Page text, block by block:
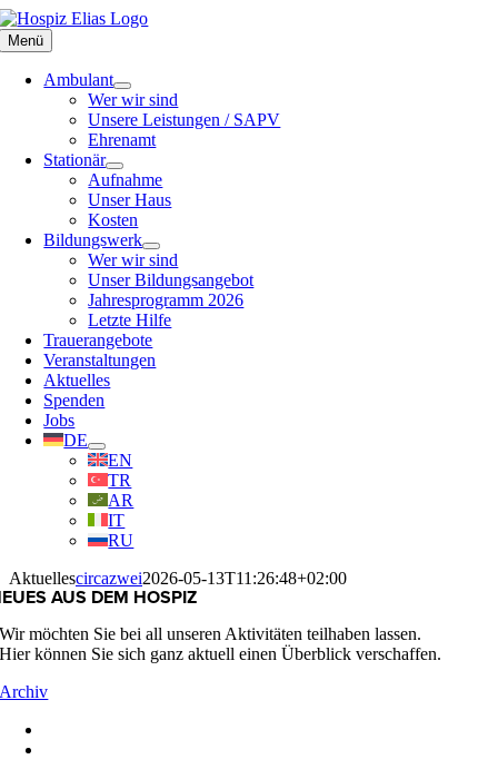
Zum
Inhalt
springen
Menü
Ambulant
Wer wir sind
Unsere Leistungen / SAPV
Ehrenamt
Stationär
Aufnahme
Unser Haus
Kosten
Bildungswerk
Wer wir sind
Unser Bildungsangebot
Jahresprogramm 2026
Letzte Hilfe
Trauerangebote
Veranstaltungen
Aktuelles
Spenden
Jobs
DE
EN
TR
AR
IT
RU
Aktuellescircazwei2026-05-13T11:26:48+02:00
AUS DEM HOSPIZ
Wir möchten Sie bei all unseren Aktivitäten teilhaben lassen.
Hier können Sie sich ganz aktuell einen Überblick verschaffen.
Archiv